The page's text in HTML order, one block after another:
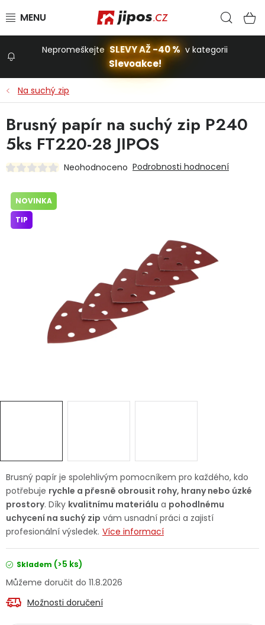
Stavba a dům
Dílna
Autodoplňky
Značky
Servis nářadí Hodnocení obchodu
Nepromeškejte SLEVY AŽ -40 % v kategorii
Slevoakce!
Na suchý zip
Brusný papír je spolehlivým pomocníkem pro každého, kdo
potřebuje rychle a přesně obrousit rohy, hrany nebo úzké
prostory. Díky kvalitnímu materiálu a pohodlnému
uchycení na suchý zip vám usnadní práci a zajistí
profesionální výsledek. Více informací
Skladem (>5 ks)
11.8.2026
Možnosti doručení
Brusný papír na suchý zip P240
5ks FT220-28 JIPOS
Neohodnoceno Podrobnosti hodnocení
NOVINKA
TIP